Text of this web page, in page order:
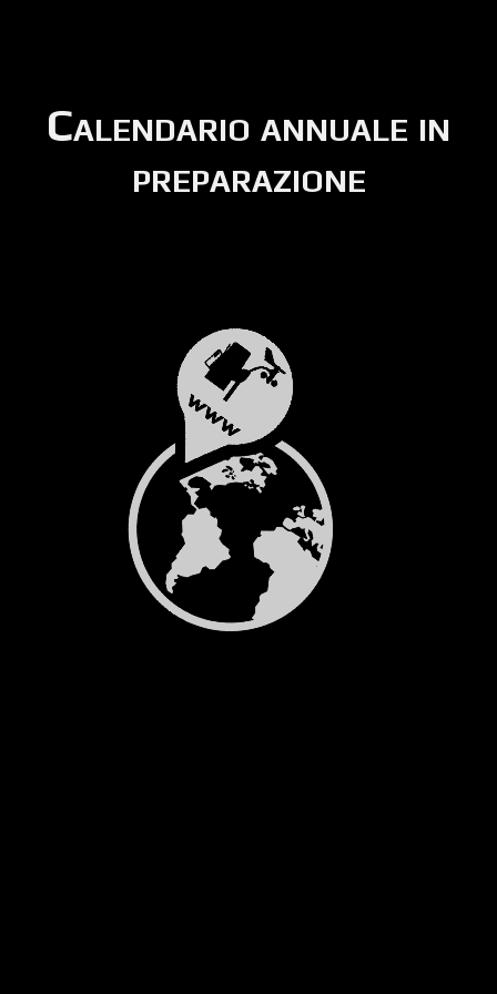
Calendario annuale in
preparazione